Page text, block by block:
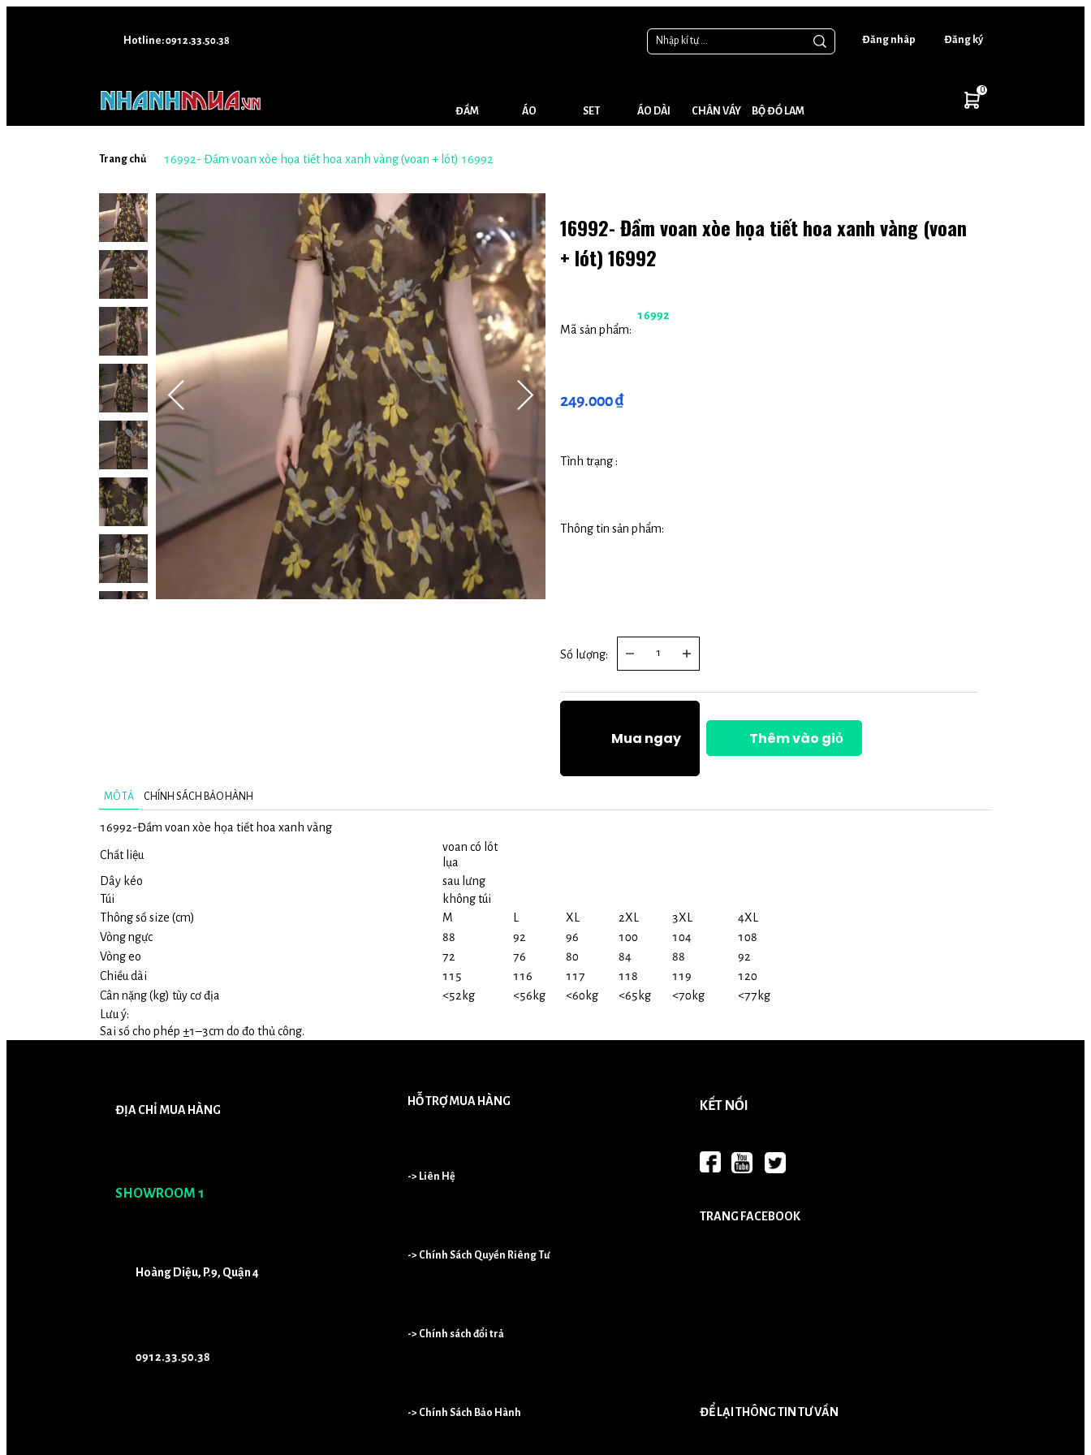
Hotline: 0912.33.50.38 Đăng nhâp Đăng ký
0
ĐẦM ÁO SET ÁO DÀI CHÂN VÁY BỘ ĐỒ LAM
Trang chủ 16992- Đầm voan xòe họa tiết hoa xanh vàng (voan + lót) 16992
16992- Đầm voan xòe họa tiết hoa xanh vàng (voan
+ lót) 16992
Mã sản phẩm:
16992
249.000 ₫
Tình trạng :
Thông tin sản phẩm:
Số lượng:
Mua ngay Thêm vào giỏ
MÔ TẢ CHÍNH SÁCH BẢO HÀNH
16992-Đầm voan xòe họa tiết hoa xanh vàng
Chất liệu
voan có lót
lụa
Dây kéo
sau lưng
Túi
không túi
Thông số size (cm)
M L XL 2XL 3XL
4XL
Vòng ngực
88 92 96 100 104
108
Vòng eo
72 76 80 84 88
92
Chiều dài
115 116 117 118 119
120
Cân nặng (kg) tùy cơ địa
<52kg <56kg <60kg <65kg <70kg
<77kg
Lưu ý:
Sai số cho phép ±1–3cm do đo thủ công.
ĐỊA CHỈ MUA HÀNG
SHOWROOM 1
Hoàng Diệu, P.9, Quận 4
0912.33.50.38
HỖ TRỢ MUA HÀNG
-> Liên Hệ
-> Chính Sách Quyền Riêng Tư
-> Chính sách đổi trả
-> Chính Sách Bảo Hành
KẾT NỐI
TRANG FACEBOOK
ĐỂ LẠI THÔNG TIN TƯ VẤN